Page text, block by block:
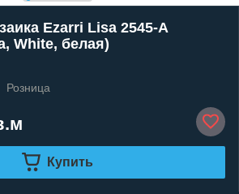
Ezarri Lisa 2545-А
White, белая)
Розница
Купить